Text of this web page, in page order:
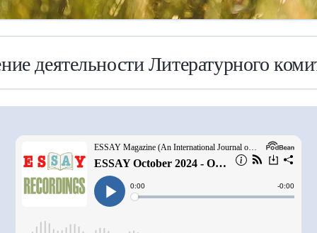
деятельности Литературного